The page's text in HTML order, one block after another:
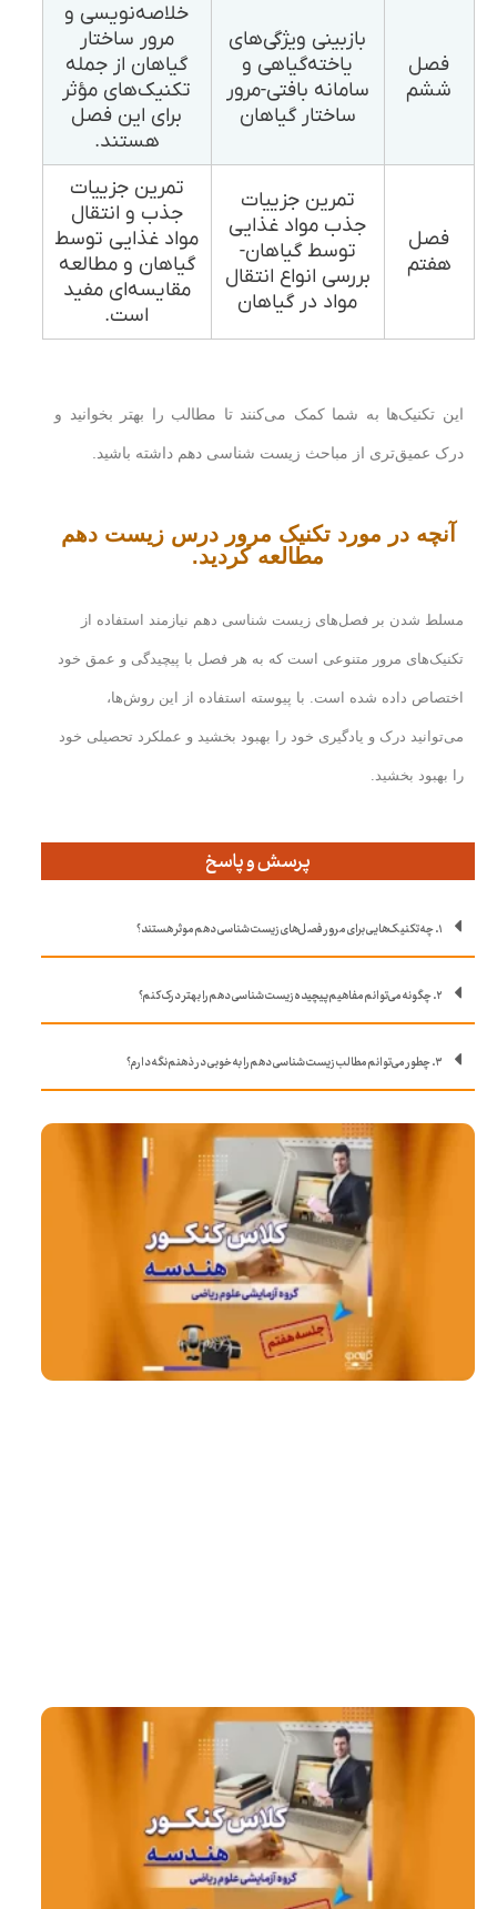
فصل
ششم
بازبینی ویژگی‌های
یاخته‌گیاهی و
سامانه بافتی-مرور
ساختار گیاهان
خلاصه‌نویسی و
مرور ساختار
گیاهان از جمله
تکنیک‌های مؤثر
برای این فصل
هستند.
فصل
هفتم
تمرین جزییات
جذب مواد غذایی
توسط گیاهان-
بررسی انواع انتقال
مواد در گیاهان
تمرین جزییات
جذب و انتقال
مواد غذایی توسط
گیاهان و مطالعه
مقایسه‌ای مفید
است.
این تکنیک‌ها به شما کمک می‌کنند تا مطالب را بهتر بخوانید و
درک عمیق‌تری از مباحث زیست شناسی دهم داشته باشید.
آنچه در مورد تکنیک مرور درس زیست دهم
مطالعه کردید.
مسلط شدن بر فصل‌های زیست شناسی دهم نیازمند استفاده از
تکنیک‌های مرور متنوعی است که به هر فصل با پیچیدگی و عمق خود
اختصاص داده شده است. با پیوسته استفاده از این روش‌ها،
می‌توانید درک و یادگیری خود را بهبود بخشید و عملکرد تحصیلی خود
را بهبود بخشید
پرسش و پاسخ
۱. چه تکنیک‌هایی برای مرور فصل‌های زیست شناسی دهم موثر هستند؟
۲. چگونه می‌توانم مفاهیم پیچیده زیست شناسی دهم را بهتر درک کنم؟
۳. چطور می‌توانم مطالب زیست شناسی دهم را به خوبی در ذهنم نگه دارم؟